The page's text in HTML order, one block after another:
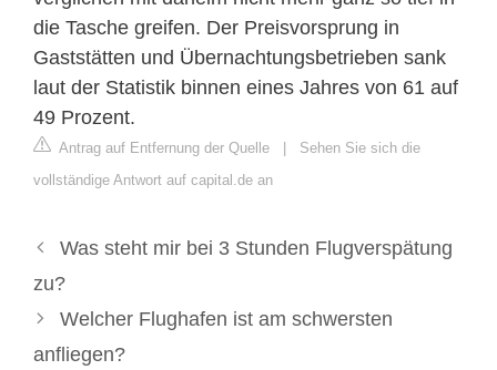
die Tasche greifen. Der Preisvorsprung in
Gaststätten und Übernachtungsbetrieben sank
laut der Statistik binnen eines Jahres von 61 auf
49 Prozent.
Antrag auf Entfernung der Quelle | Sehen Sie sich die
vollständige Antwort auf capital.de an
Was steht mir bei 3 Stunden Flugverspätung
zu?
Welcher Flughafen ist am schwersten
anfliegen?